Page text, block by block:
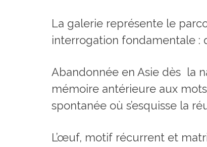
La galerie représente le
interrogation fondamentale :
Abandonnée en Asie dès la
mémoire antérieure aux
spontanée où s’esquisse la
L’œuf, motif récurrent et